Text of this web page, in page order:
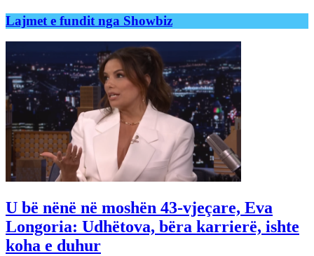
Lajmet e fundit nga Showbiz
U bë nënë në moshën 43-vjeçare, Eva
Longoria: Udhëtova, bëra karrierë, ishte
koha e duhur